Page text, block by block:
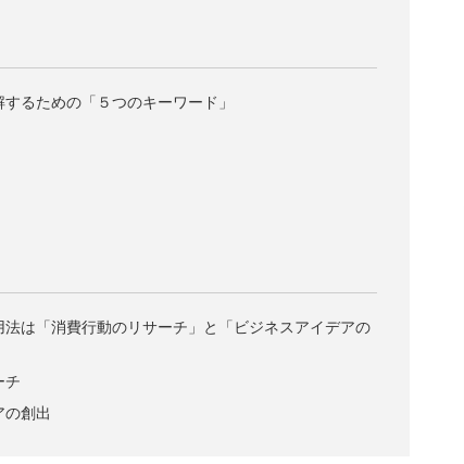
るための「５つのキーワード」
は「消費行動のリサーチ」と「ビジネスアイデアの
チ
の創出